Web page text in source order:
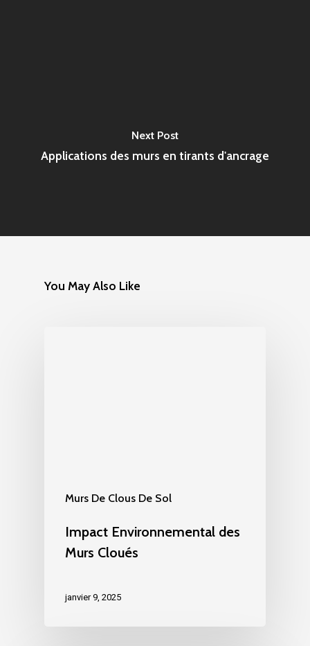
Next Post
Applications des murs en tirants d'ancrage
You May Also Like
Murs De Clous De Sol
Impact Environnemental des
Murs Cloués
janvier 9, 2025